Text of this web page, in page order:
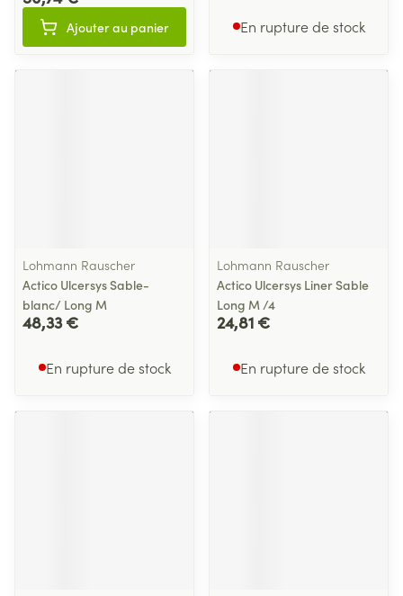
Ajouter au panier En rupture de stock
Lohmann Rauscher
Actico Ulcersys Sable-
blanc/ Long M
48,33 €
En rupture de stock
Lohmann Rauscher
Actico Ulcersys Liner Sable
Long M /4
24,81 €
En rupture de stock